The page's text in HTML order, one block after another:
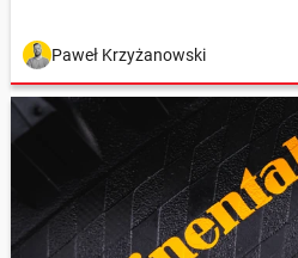
Paweł Krzyżanowski